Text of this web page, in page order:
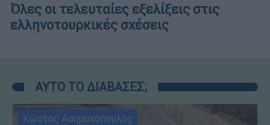
Όλες οι τελευταίες εξελίξεις στις
ελληνοτουρκικές σχέσεις
ΑΥΤΟ ΤΟ ΔΙΑΒΑΣΕΣ;
Κώστας Ασημακόπουλος